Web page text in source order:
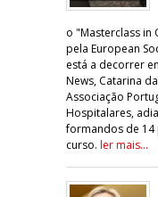
o "Masterclass in
pela European
está a decorrer
News, Catarina
Associação
Hospitalares,
formandos de 14
curso. ler mais...